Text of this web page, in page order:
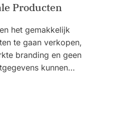
Producten
het gemakkelijk
te gaan verkopen,
branding en geen
kunnen…